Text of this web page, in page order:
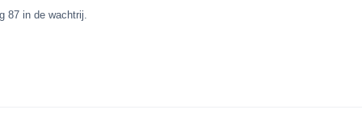
87 in de wachtrij.